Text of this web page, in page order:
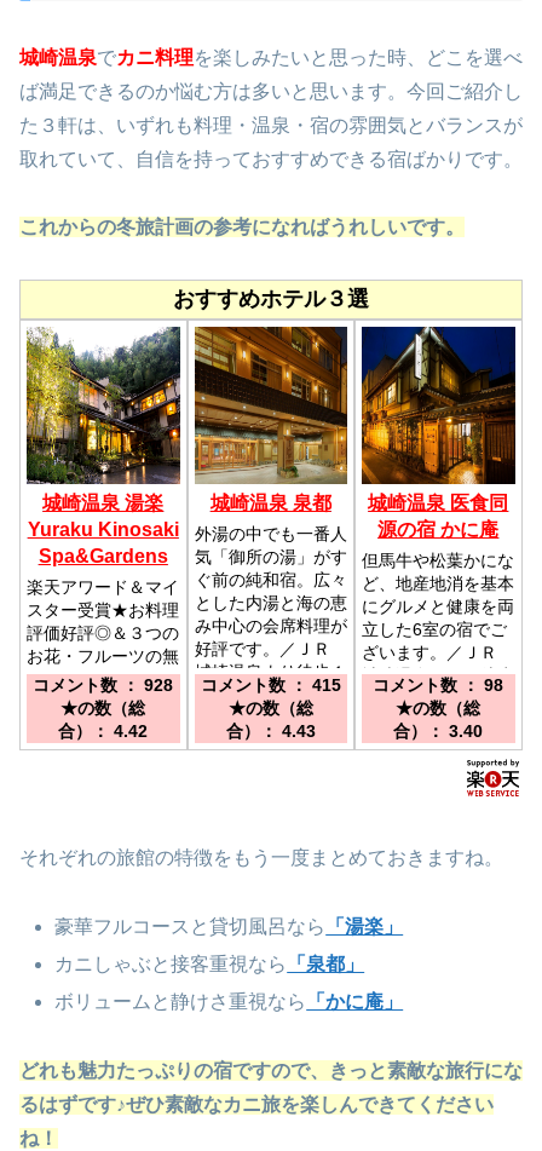
城崎温泉でカニ料理を楽しみたいと思った時、どこを選べ
ば満足できるのか悩む方は多いと思います。今回ご紹介し
た３軒は、いずれも料理・温泉・宿の雰囲気とバランスが
取れていて、自信を持っておすすめできる宿ばかりです。
これからの冬旅計画の参考になればうれしいです。
おすすめホテル３選
城崎温泉 湯楽
Yuraku Kinosaki
Spa&Gardens
楽天アワード＆マイ
スター受賞★お料理
評価好評◎＆３つの
お花・フルーツの無
料貸切風呂が大人気
／城崎温泉駅から徒
歩20分『送迎あ
り』北近畿豊岡道、
コメント数 ： 928
★の数（総
合）： 4.42
城崎温泉 泉都
外湯の中でも一番人
気「御所の湯」がす
ぐ前の純和宿。広々
とした内湯と海の恵
み中心の会席料理が
好評です。／ＪＲ
城崎温泉より徒歩１
０分
コメント数 ： 415
★の数（総
合）： 4.43
城崎温泉 医食同
源の宿 かに庵
但馬牛や松葉かにな
ど、地産地消を基本
にグルメと健康を両
立した6室の宿でご
ざいます。／ＪＲ
城崎温泉駅より徒歩
にて約７分。 大阪
方面より中国道～舞
鶴道～北近畿豊岡自
動車道～但馬空港Ｉ
Ｃ下車 約30分
コメント数 ： 98
★の数（総
合）： 3.40
それぞれの旅館の特徴をもう一度まとめておきますね。
豪華フルコースと貸切風呂なら
「湯楽」
カニしゃぶと接客重視なら
「泉都」
ボリュームと静けさ重視なら
「かに庵」
どれも魅力たっぷりの宿ですので、きっと素敵な旅行にな
るはずです♪ぜひ素敵なカニ旅を楽しんできてください
ね！